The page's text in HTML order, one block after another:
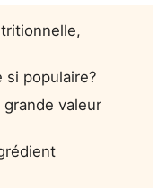
si populaire?
valeur